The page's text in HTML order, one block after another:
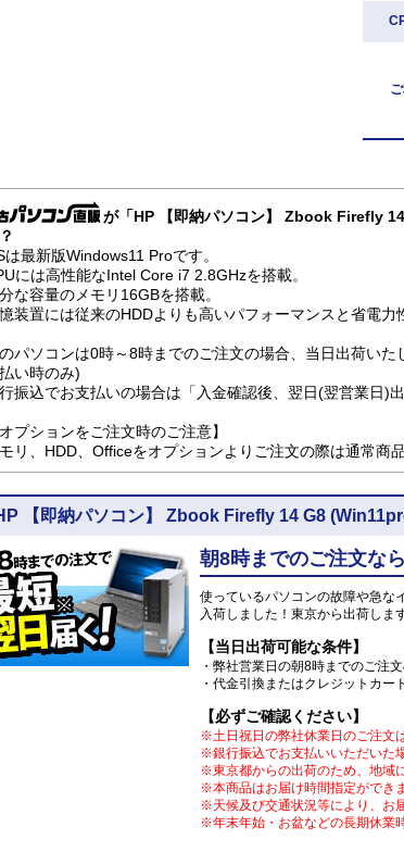
が「HP 【即納パソコン】 Zbook Firefly
は最新版Windows11 Proです。
には高性能なIntel Core i7 2.8GHzを搭載。
な容量のメモリ16GBを搭載。
装置には従来のHDDよりも高いパフォーマンスと省電力
パソコンは0時～8時までのご注文の場合、当日出荷い
い時のみ)
振込でお支払いの場合は「入金確認後、翌日(翌営業日)出
プションをご注文時のご注意】
リ、HDD、Officeをオプションよりご注文の際は通常商
【即納パソコン】 Zbook Firefly 14 G8
朝8時までのご注文な
使っているパソコンの故障や急な
入荷しました！東京から出荷しま
【当日出荷可能な条件】
・弊社営業日の朝8時までのご注
・代金引換またはクレジットカー
【必ずご確認ください】
※土日祝日の弊社休業日のご注文
※銀行振込でお支払いいただいた
※東京都からの出荷のため、地域
※本商品はお届け時間指定ができ
※天候及び交通状況等により、お
※年末年始・お盆などの長期休業